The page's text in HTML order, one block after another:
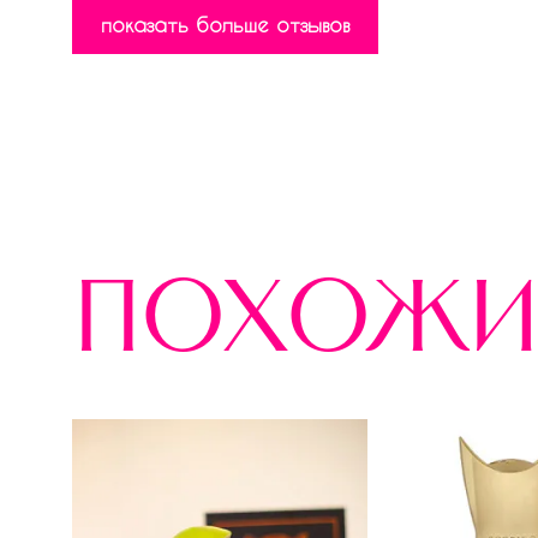
показать больше отзывов